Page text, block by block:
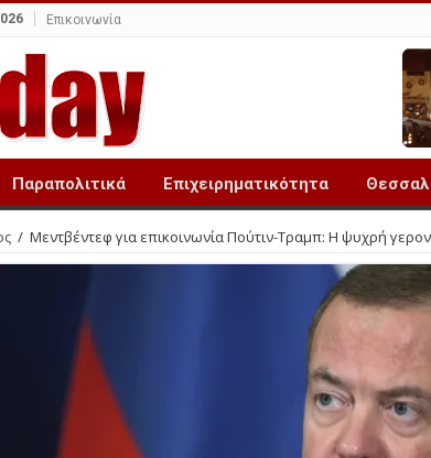
Επικοινωνία
Παραπολιτικά Επιχειρηματικότητα
/ Μεντβέντεφ για επικοινωνία Πούτιν-Τραμπ: Η ψυχρή